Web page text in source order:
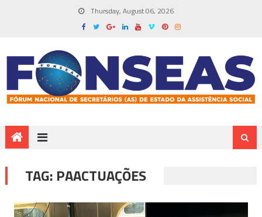
Thursday, August 06, 2026
TAG: PAACTUAÇÕES